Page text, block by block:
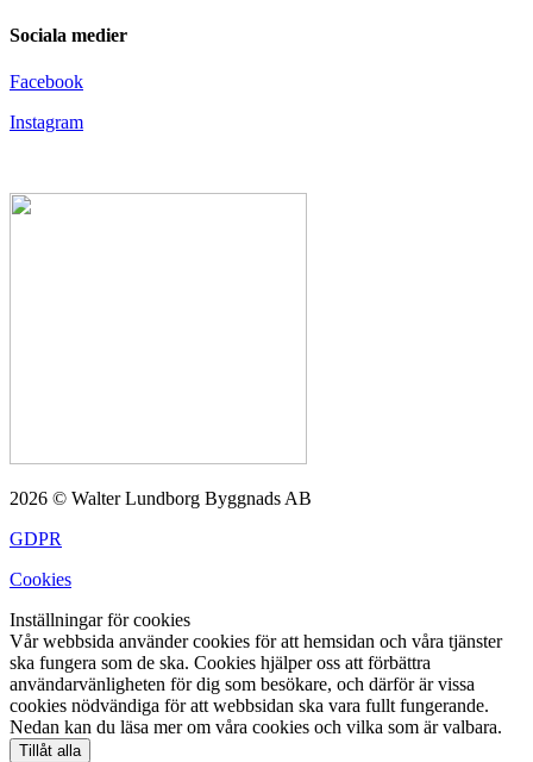
Sociala medier
Facebook
Instagram
2026 © Walter Lundborg Byggnads AB
GDPR
Cookies
Inställningar för cookies
Vår webbsida använder cookies för att hemsidan och våra tjänster
ska fungera som de ska. Cookies hjälper oss att förbättra
användarvänligheten för dig som besökare, och därför är vissa
cookies nödvändiga för att webbsidan ska vara fullt fungerande.
Nedan kan du läsa mer om våra cookies och vilka som är valbara.
Tillåt alla